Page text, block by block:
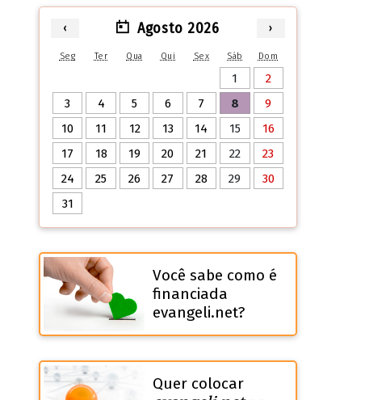
‹ Agosto 2026 ›
Seg Ter Qua Qui Sex Sáb Dom
1
2
3
4 5 6 7 8
9
10
11 12 13 14 15
16
17
18 19 20 21 22
23
24
25 26 27 28 29
30
31
Você sabe como é
financiada
evangeli.net?
Quer colocar